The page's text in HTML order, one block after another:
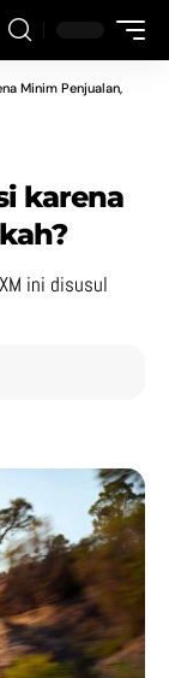
Minim Penjualan,
karena
ini disusul